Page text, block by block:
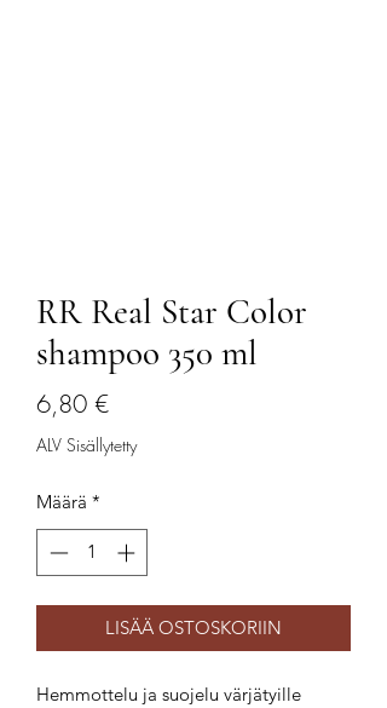
RR Real Star Color
shampoo 350 ml
6,80 €Hinta
ALV Sisällytetty
Määrä *
LISÄÄ OSTOSKORIIN
Hemmottelu ja suojelu värjätyille